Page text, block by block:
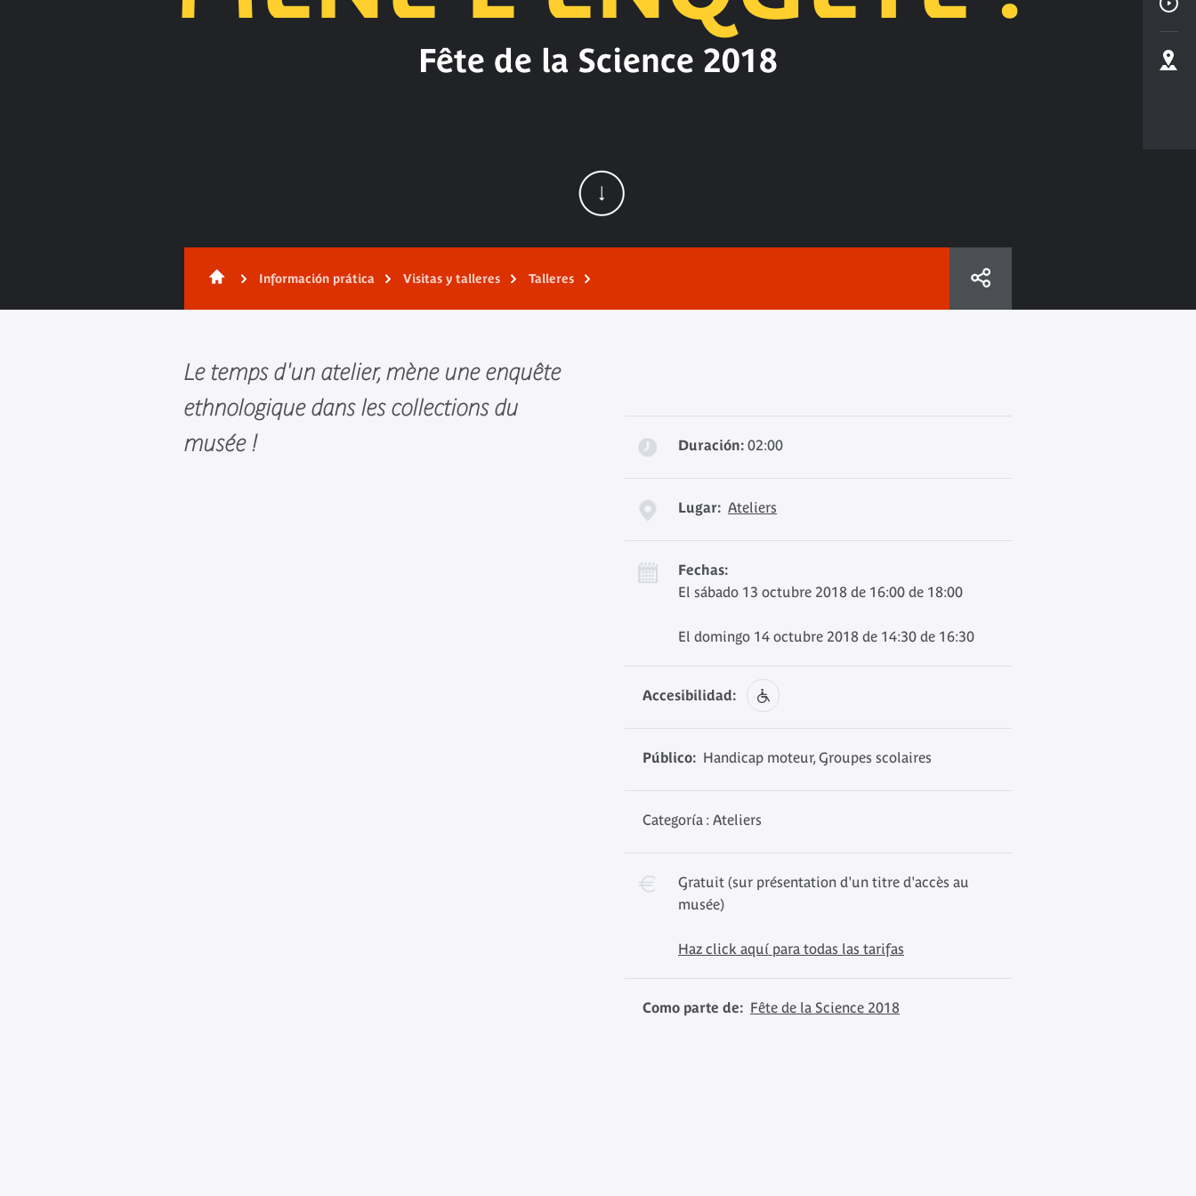
Fête de la Science 2018
Información prática Visitas y talleres Talleres
Le temps d'un atelier, mène une enquête
ethnologique dans les collections du
musée !
Duración: 02:00
Lugar: Ateliers
Fechas:
El sábado 13 octubre 2018 de 16:00 de 18:00
El domingo 14 octubre 2018 de 14:30 de 16:30
Accesibilidad:
Público: Handicap moteur, Groupes scolaires
Categoría : Ateliers
Gratuit (sur présentation d'un titre d'accès au
musée)
Haz click aquí para todas las tarifas
Como parte de: Fête de la Science 2018